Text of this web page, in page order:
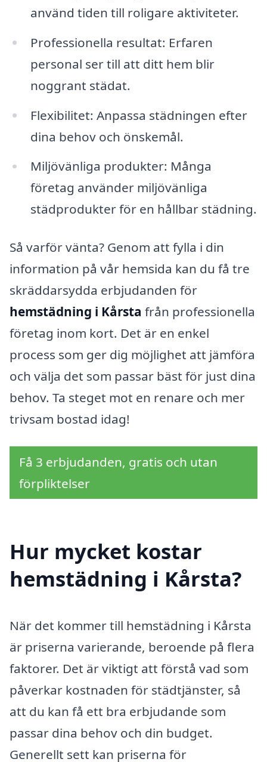
använd tiden till roligare aktiviteter.
Professionella resultat: Erfaren
personal ser till att ditt hem blir
noggrant städat.
Flexibilitet: Anpassa städningen efter
dina behov och önskemål.
Miljövänliga produkter: Många
företag använder miljövänliga
städprodukter för en hållbar städning.
Så varför vänta? Genom att fylla i din
information på vår hemsida kan du få tre
skräddarsydda erbjudanden för
hemstädning i Kårsta från professionella
företag inom kort. Det är en enkel
process som ger dig möjlighet att jämföra
och välja det som passar bäst för just dina
behov. Ta steget mot en renare och mer
trivsam bostad idag!
Få 3 erbjudanden, gratis och utan
förpliktelser
Hur mycket kostar
hemstädning i Kårsta?
När det kommer till hemstädning i Kårsta
är priserna varierande, beroende på flera
faktorer. Det är viktigt att förstå vad som
påverkar kostnaden för städtjänster, så
att du kan få ett bra erbjudande som
passar dina behov och din budget.
Generellt sett kan priserna för